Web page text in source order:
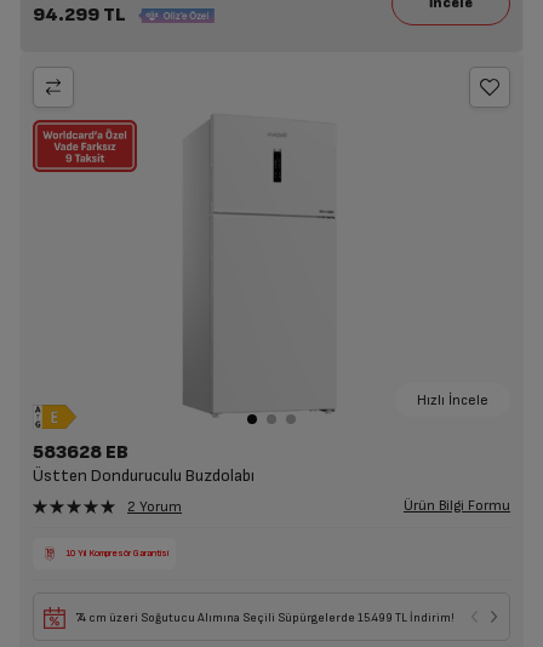
94.299 TL
Hızlı İncele
583628 EB
Üstten Donduruculu Buzdolabı
2 Yorum Ürün Bilgi Formu
10 Yıl Kompresör Garantisi
74 cm üzeri Soğutucu Alımına Seçili Süpürgelerde 15.499 TL İndirim!